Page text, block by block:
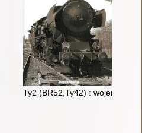
Ty2 (BR52,Ty42) : wojenna